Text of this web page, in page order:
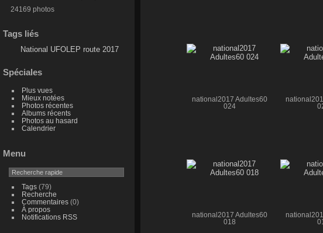
24169 photos
Tags liés
National UFOLEP route 2017
Spéciales
Plus vues
Mieux notées
Photos récentes
Albums récents
Photos au hasard
Calendrier
Menu
Tags(79)
Recherche
Commentaires(0)
À propos
Notifications RSS
national2017 Adultes60
024
national2017 Adultes60
018